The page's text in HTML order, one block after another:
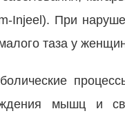
Injeel). При
таза у
мышц и